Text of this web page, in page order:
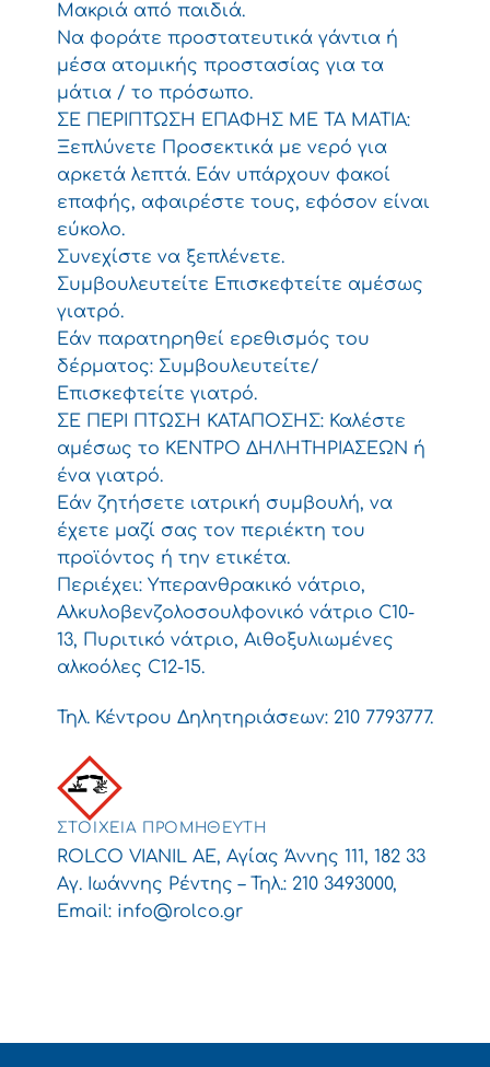
Μακριά από παιδιά.
Να φοράτε προστατευτικά γάντια ή
μέσα ατομικής προστασίας για τα
μάτια / το πρόσωπο.
ΣΕ ΠΕΡΙΠΤΩΣΗ ΕΠΑΦΗΣ ΜΕ ΤΑ ΜΑΤΙΑ:
Ξεπλύνετε Προσεκτικά με νερό για
αρκετά λεπτά. Εάν υπάρχουν φακοί
επαφής, αφαιρέστε τους, εφόσον είναι
εύκολο.
Συνεχίστε να ξεπλένετε.
Συμβουλευτείτε Επισκεφτείτε αμέσως
γιατρό.
Εάν παρατηρηθεί ερεθισμός του
δέρματος: Συμβουλευτείτε/
Επισκεφτείτε γιατρό.
ΣΕ ΠΕΡΙ ΠΤΩΣΗ ΚΑΤΑΠΟΣΗΣ: Καλέστε
αμέσως το ΚΕΝΤΡΟ ΔΗΛΗΤΗΡΙΑΣΕΩΝ ή
ένα γιατρό.
Εάν ζητήσετε ιατρική συμβουλή, να
έχετε μαζί σας τον περιέκτη του
προϊόντος ή την ετικέτα.
Περιέχει: Υπερανθρακικό νάτριο,
Αλκυλοβενζολοσουλφονικό νάτριο C10-
13, Πυριτικό νάτριο, Αιθοξυλιωμένες
αλκοόλες C12-15.
Τηλ. Κέντρου Δηλητηριάσεων: 210 7793777.
ΣΤΟΙΧΕΊΑ ΠΡΟΜΗΘΕΥΤΉ
ROLCO VIANIL ΑΕ, Αγίας Άννης 111, 182 33
Αγ. Ιωάννης Ρέντης – Τηλ.: 210 3493000,
Email: info@rolco.gr